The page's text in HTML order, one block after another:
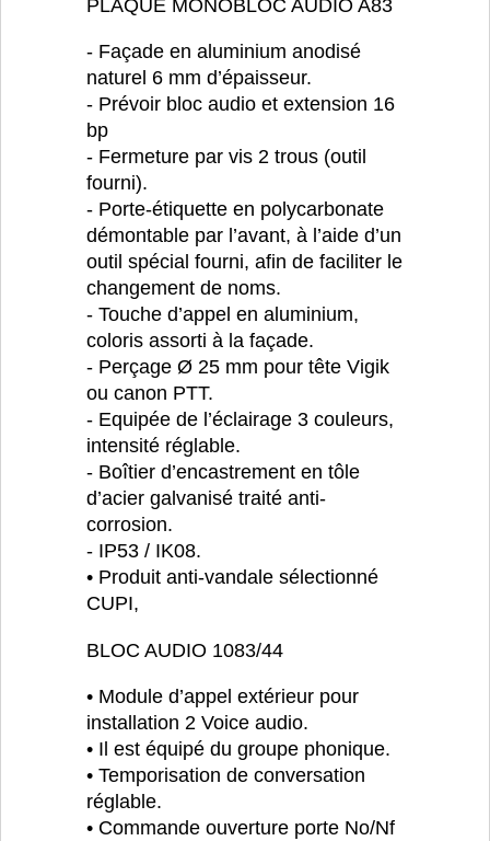
PLAQUE MONOBLOC AUDIO A83
- Façade en aluminium anodisé
naturel 6 mm d’épaisseur.
- Prévoir bloc audio et extension 16
bp
- Fermeture par vis 2 trous (outil
fourni).
- Porte-étiquette en polycarbonate
démontable par l’avant, à l’aide d’un
outil spécial fourni, afin de faciliter le
changement de noms.
- Touche d’appel en aluminium,
coloris assorti à la façade.
- Perçage Ø 25 mm pour tête Vigik
ou canon PTT.
- Equipée de l’éclairage 3 couleurs,
intensité réglable.
- Boîtier d’encastrement en tôle
d’acier galvanisé traité anti-
corrosion.
- IP53 / IK08.
• Produit anti-vandale sélectionné
CUPI,
BLOC AUDIO 1083/44
• Module d’appel extérieur pour
installation 2 Voice audio.
• Il est équipé du groupe phonique.
• Temporisation de conversation
réglable.
• Commande ouverture porte No/Nf